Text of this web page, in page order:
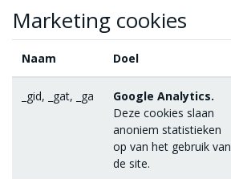
Marketing cookies
Naam Doel
_gid, _gat, _ga
Google Analytics.
Deze cookies slaan
anoniem statistieken
op van het gebruik van
de site.